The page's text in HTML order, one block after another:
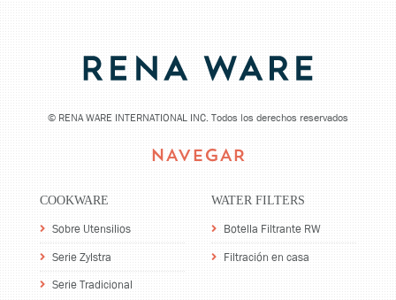
© RENA WARE INTERNATIONAL INC. Todos los derechos reservados
NAVEGAR
COOKWARE
Sobre Utensilios
Serie Zylstra
Serie Tradicional
WATER FILTERS
Botella Filtrante RW
Filtración en casa